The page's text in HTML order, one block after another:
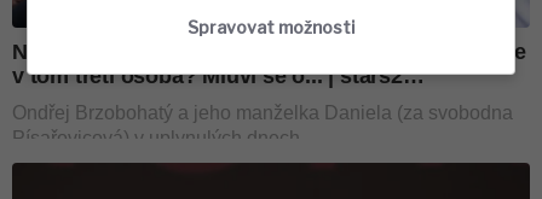
Spravovat možnosti